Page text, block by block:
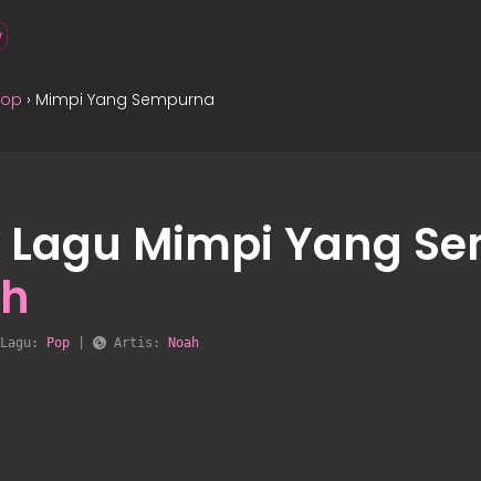
› Mimpi Yang Sempurna
Lagu Mimpi Yang
Pop Artis: Noah